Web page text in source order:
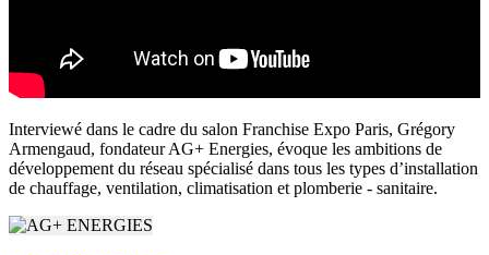
Interviewé dans le cadre du salon Franchise Expo Paris, Grégory
Armengaud, fondateur AG+ Energies, évoque les ambitions de
développement du réseau spécialisé dans tous les types d’installation
de chauffage, ventilation, climatisation et plomberie - sanitaire.